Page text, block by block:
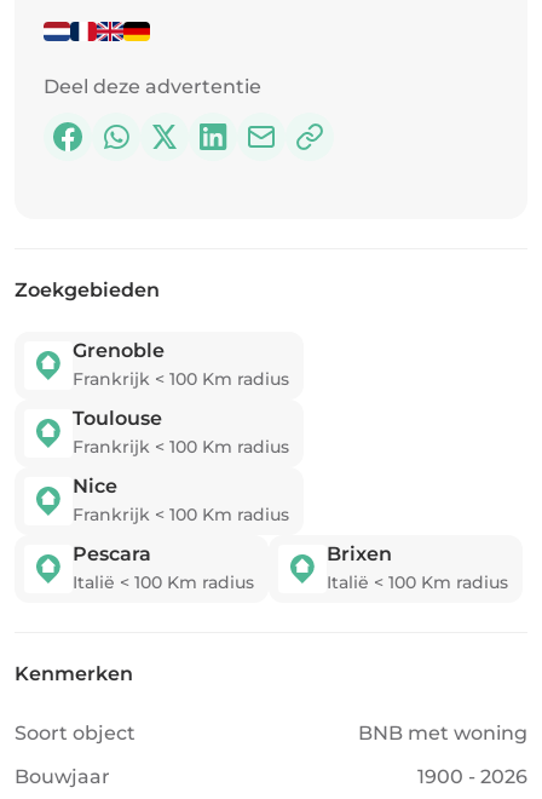
Deel deze advertentie
Zoekgebieden
Grenoble
Frankrijk < 100 Km radius
Toulouse
Frankrijk < 100 Km radius
Nice
Frankrijk < 100 Km radius
Pescara
Italië < 100 Km radius
Brixen
Italië < 100 Km radius
Kenmerken
Soort object
BNB met woning
Bouwjaar
1900 - 2026